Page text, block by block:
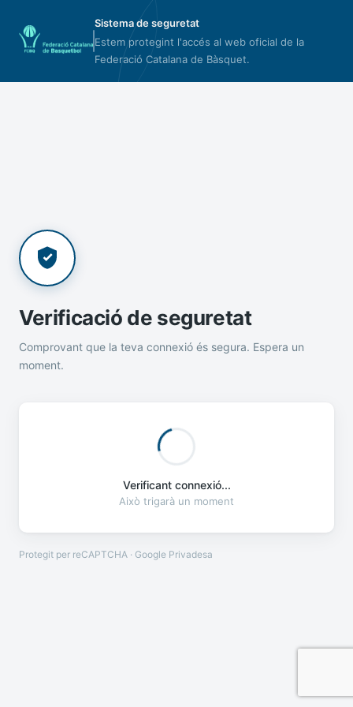
Sistema de seguretat
Estem protegint l'accés al web oficial de la
Federació Catalana de Bàsquet.
Verificació de seguretat
Comprovant que la teva connexió és segura. Espera un
moment.
Verificant connexió...
Això trigarà un moment
Protegit per reCAPTCHA · Google Privadesa